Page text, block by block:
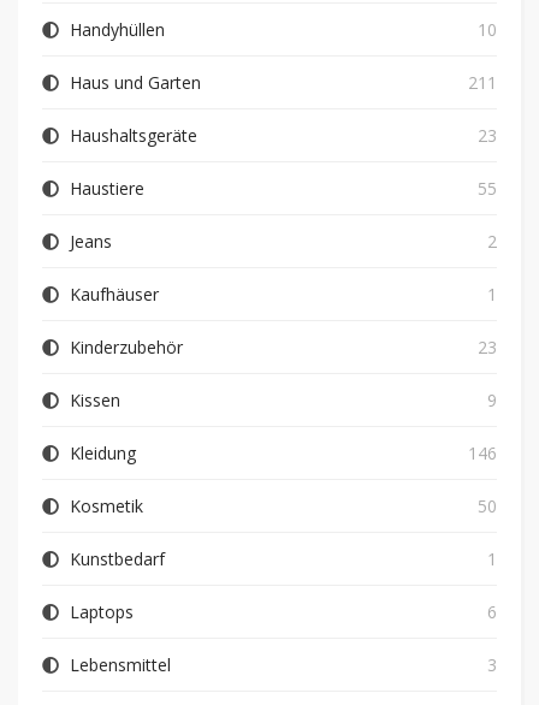
Handyhüllen 10
Haus und Garten 211
Haushaltsgeräte 23
Haustiere 55
Jeans 2
Kaufhäuser 1
Kinderzubehör 23
Kissen 9
Kleidung 146
Kosmetik 50
Kunstbedarf 1
Laptops 6
Lebensmittel 3